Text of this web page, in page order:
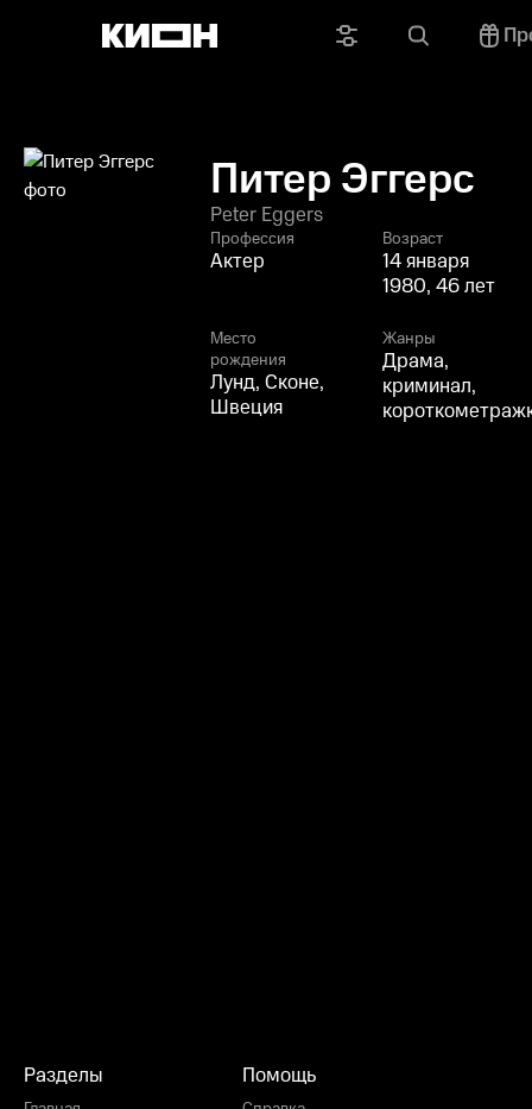
Питер Эггерс
Peter Eggers
Профессия
Актер
Возраст
14 января
1980, 46 лет
Место
рождения
Лунд, Сконе,
Швеция
Жанры
Драма,
криминал,
Разделы Помощь